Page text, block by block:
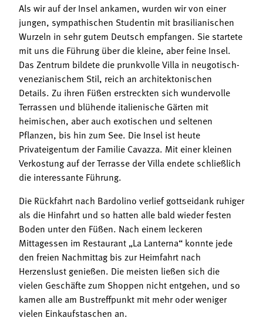
Als wir auf der Insel ankamen, wurden wir von einer
jungen, sympathischen Studentin mit brasilianischen
Wurzeln in sehr gutem Deutsch empfangen. Sie startete
mit uns die Führung über die kleine, aber feine Insel.
Das Zentrum bildete die prunkvolle Villa in neugotisch-
venezianischem Stil, reich an architektonischen
Details. Zu ihren Füßen erstreckten sich wundervolle
Terrassen und blühende italienische Gärten mit
heimischen, aber auch exotischen und seltenen
Pflanzen, bis hin zum See. Die Insel ist heute
Privateigentum der Familie Cavazza. Mit einer kleinen
Verkostung auf der Terrasse der Villa endete schließlich
die interessante Führung.
Die Rückfahrt nach Bardolino verlief gottseidank ruhiger
als die Hinfahrt und so hatten alle bald wieder festen
Boden unter den Füßen. Nach einem leckeren
Mittagessen im Restaurant „La Lanterna“ konnte jede
den freien Nachmittag bis zur Heimfahrt nach
Herzenslust genießen. Die meisten ließen sich die
vielen Geschäfte zum Shoppen nicht entgehen, und so
kamen alle am Bustreffpunkt mit mehr oder weniger
vielen Einkaufstaschen an.